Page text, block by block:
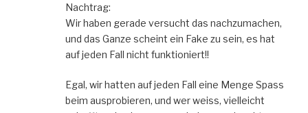
Nachtrag:
Wir haben gerade versucht das nachzumachen,
und das Ganze scheint ein Fake zu sein, es hat
auf jeden Fall nicht funktioniert!!
Egal, wir hatten auf jeden Fall eine Menge Spass
beim ausprobieren, und wer weiss, vielleicht